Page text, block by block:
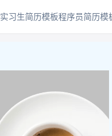
实习生简历模板程序员简历模